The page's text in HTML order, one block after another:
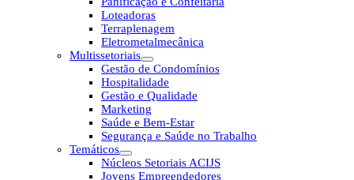
Loteadoras
Terraplenagem
Eletrometalmecânica
Multissetoriais
Gestão de Condomínios
Hospitalidade
Gestão e Qualidade
Marketing
Saúde e Bem-Estar
Segurança e Saúde no Trabalho
Temáticos
Núcleos Setoriais ACIJS
Jovens Empreendedores